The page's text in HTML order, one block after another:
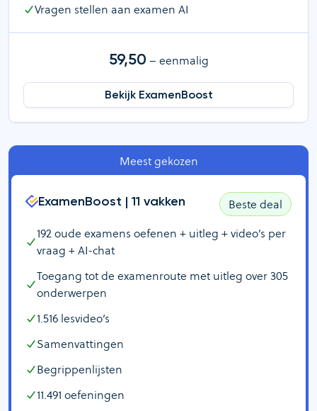
Vragen stellen aan examen AI
59,50 – eenmalig
Bekijk ExamenBoost
Meest gekozen
ExamenBoost | 11 vakken
Beste deal
192oude examens oefenen + uitleg + video’s per
vraag + AI-chat
Toegang tot de examenroute met uitleg over305
onderwerpen
1.516 lesvideo’s
Samenvattingen
Begrippenlijsten
11.491 oefeningen